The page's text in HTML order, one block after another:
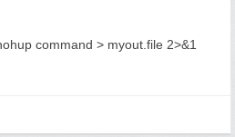
command > myout.file 2>&1